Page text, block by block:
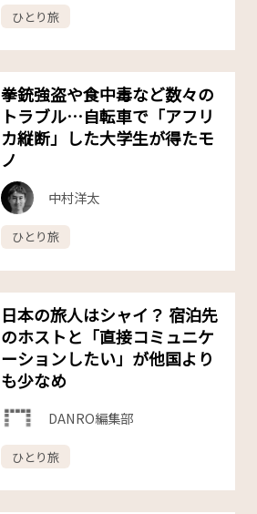
ひとり旅
拳銃強盗や食中毒など数々の
トラブル…自転車で「アフリ
カ縦断」した大学生が得たモ
ノ
中村洋太
ひとり旅
日本の旅人はシャイ？ 宿泊先
のホストと「直接コミュニケ
ーションしたい」が他国より
も少なめ
DANRO編集部
ひとり旅